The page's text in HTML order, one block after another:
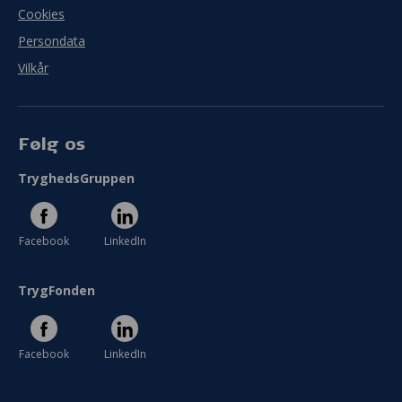
Cookies
Persondata
Vilkår
Følg os
TryghedsGruppen
Facebook LinkedIn
TrygFonden
Facebook LinkedIn